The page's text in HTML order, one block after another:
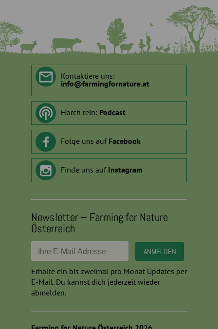
Kontaktiere uns:
info@farmingfornature.at
Horch rein: Podcast
Folge uns auf Facebook
Finde uns auf Instagram
Newsletter – Farming for Nature
Österreich
Erhalte ein bis zweimal pro Monat Updates per
E-Mail. Du kannst dich jederzeit wieder
abmelden.